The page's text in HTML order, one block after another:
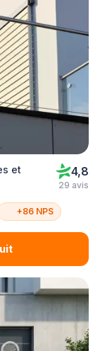
et
4,8
29 avis
+86 NPS